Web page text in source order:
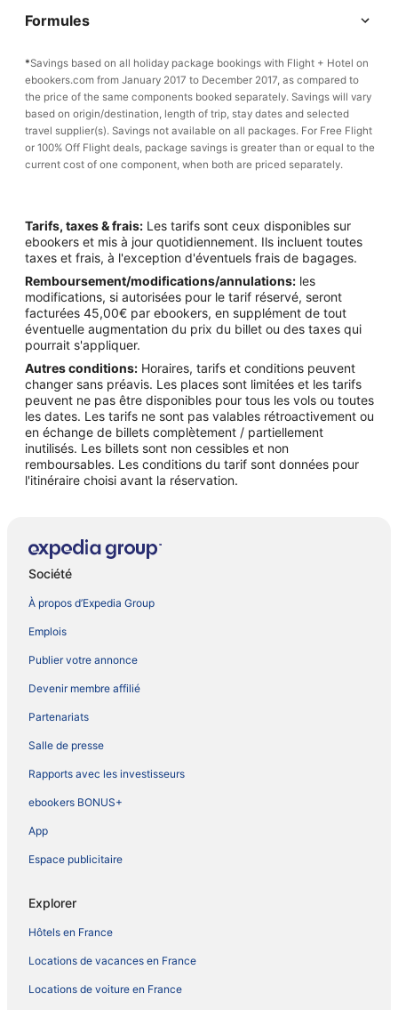
Formules
*Savings based on all holiday package bookings with Flight + Hotel on
ebookers.com from January 2017 to December 2017, as compared to
the price of the same components booked separately. Savings will vary
based on origin/destination, length of trip, stay dates and selected
travel supplier(s). Savings not available on all packages. For Free Flight
or 100% Off Flight deals, package savings is greater than or equal to the
current cost of one component, when both are priced separately.
Tarifs, taxes & frais: Les tarifs sont ceux disponibles sur
ebookers et mis à jour quotidiennement. Ils incluent toutes
taxes et frais, à l'exception d'éventuels frais de bagages.
Remboursement/modifications/annulations: les
modifications, si autorisées pour le tarif réservé, seront
facturées 45,00€ par ebookers, en supplément de tout
éventuelle augmentation du prix du billet ou des taxes qui
pourrait s'appliquer.
Autres conditions: Horaires, tarifs et conditions peuvent
changer sans préavis. Les places sont limitées et les tarifs
peuvent ne pas être disponibles pour tous les vols ou toutes
les dates. Les tarifs ne sont pas valables rétroactivement ou
en échange de billets complètement / partiellement
inutilisés. Les billets sont non cessibles et non
remboursables. Les conditions du tarif sont données pour
l'itinéraire choisi avant la réservation.
Société
À propos d’Expedia Group
Emplois
Publier votre annonce
Devenir membre affilié
Partenariats
Salle de presse
Rapports avec les investisseurs
ebookers BONUS+
App
Espace publicitaire
Explorer
Hôtels en France
Locations de vacances en France
Locations de voiture en France